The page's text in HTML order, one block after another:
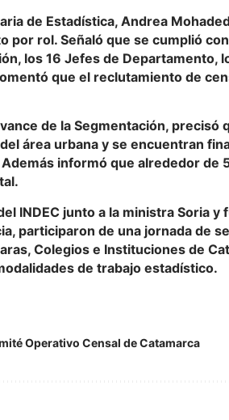
de Estadística, Andrea
por rol. Señaló que se cumplió
los 16 Jefes de Departamento,
que el reclutamiento de
de la Segmentación, precisó
área urbana y se encuentran
informó que alrededor de
INDEC junto a la ministra Soria y
participaron de una jornada de
Colegios e Instituciones de
de trabajo estadístico.
Operativo Censal de Catamarca